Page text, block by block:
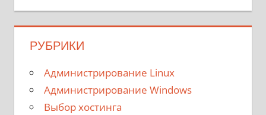
РУБРИКИ
Администрирование Linux
Администрирование Windows
Выбор хостинга